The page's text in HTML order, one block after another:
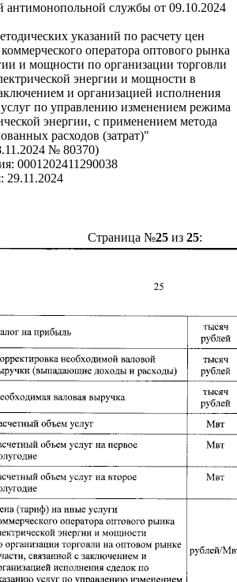
антимонопольной службы от 09.10.2024
указаний по расчету цен
оператора оптового рынка
и мощности по организации торговли
энергии и мощности в
и организацией исполнения
по управлению изменением режима
энергии, с применением метода
расходов (затрат)"
№ 80370)
0001202411290038
29.11.2024
Страница №25из 25: